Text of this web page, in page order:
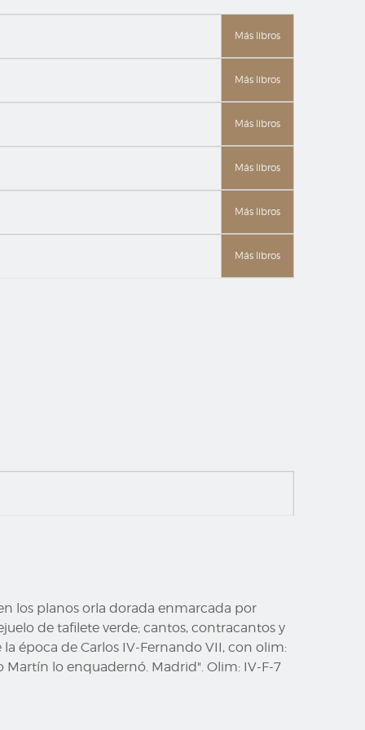
Más libros
Más libros
Más libros
Más libros
Más libros
Más libros
los planos orla dorada enmarcada por
de tafilete verde; cantos, contracantos y
época de Carlos IV-Fernando VII, con olim:
Martín lo enquadernó. Madrid". Olim: IV-F-7